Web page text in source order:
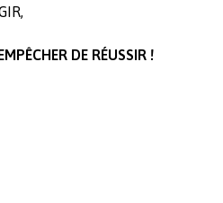
DE RÉUSSIR !